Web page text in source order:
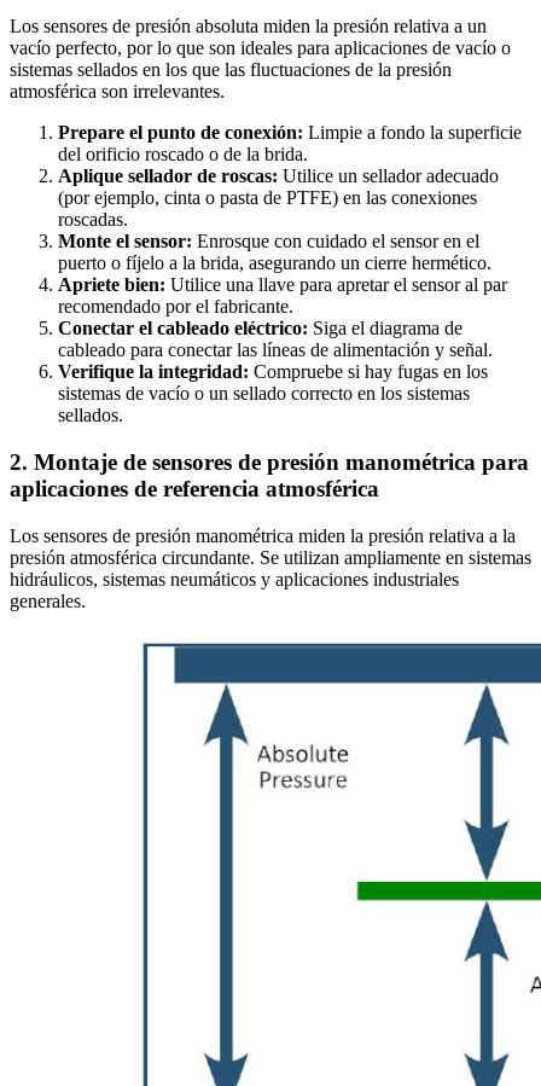
Los sensores de presión absoluta miden la presión relativa a un
vacío perfecto, por lo que son ideales para aplicaciones de vacío o
sistemas sellados en los que las fluctuaciones de la presión
atmosférica son irrelevantes.
Prepare el punto de conexión: Limpie a fondo la superficie
del orificio roscado o de la brida.
Aplique sellador de roscas: Utilice un sellador adecuado
(por ejemplo, cinta o pasta de PTFE) en las conexiones
roscadas.
Monte el sensor: Enrosque con cuidado el sensor en el
puerto o fíjelo a la brida, asegurando un cierre hermético.
Apriete bien: Utilice una llave para apretar el sensor al par
recomendado por el fabricante.
Conectar el cableado eléctrico: Siga el diagrama de
cableado para conectar las líneas de alimentación y señal.
Verifique la integridad: Compruebe si hay fugas en los
sistemas de vacío o un sellado correcto en los sistemas
sellados.
2. Montaje de sensores de presión manométrica para
aplicaciones de referencia atmosférica
Los sensores de presión manométrica miden la presión relativa a la
presión atmosférica circundante. Se utilizan ampliamente en sistemas
hidráulicos, sistemas neumáticos y aplicaciones industriales
generales.